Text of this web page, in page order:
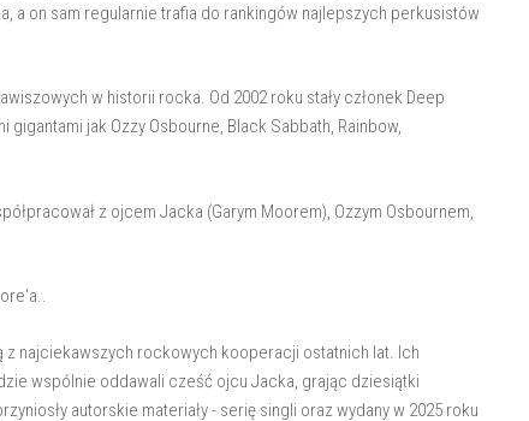
a on sam regularnie trafia do rankingów najlepszych perkusistów
w historii rocka. Od 2002 roku stały członek Deep
jak Ozzy Osbourne, Black Sabbath, Rainbow,
z ojcem Jacka (Garym Moorem), Ozzym Osbournem,
z najciekawszych rockowych kooperacji ostatnich lat. Ich
wspólnie oddawali cześć ojcu Jacka, grając dziesiątki
autorskie materiały - serię singli oraz wydany w 2025 roku